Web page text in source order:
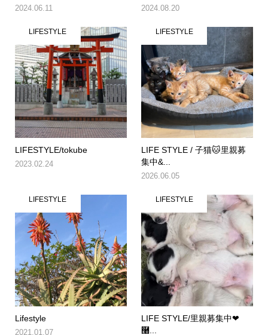
2024.06.11 2024.08.20
LIFESTYLE
LIFESTYLE/tokube
2023.02.24
LIFESTYLE
LIFE STYLE / 子猫🐱里親募
集中&...
2026.06.05
LIFESTYLE
Lifestyle
2021.01.07
LIFESTYLE
LIFE STYLE/里親募集中❤
࿠...